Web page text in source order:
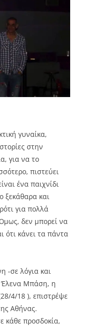
γυναίκα,
στην
για να το
πιστεύει
ένα παιχνίδι
ξεκάθαρα και
για πολλά
δεν μπορεί να
ότι κάνει τα πάντα
-σε λόγια και
Έλενα Μπάση, η
4/18 ), επιστρέψε
Αθήνας.
κάθε προσδοκία,